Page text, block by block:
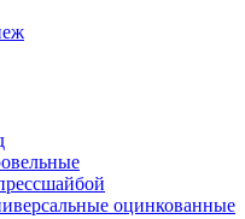
оцинкованные